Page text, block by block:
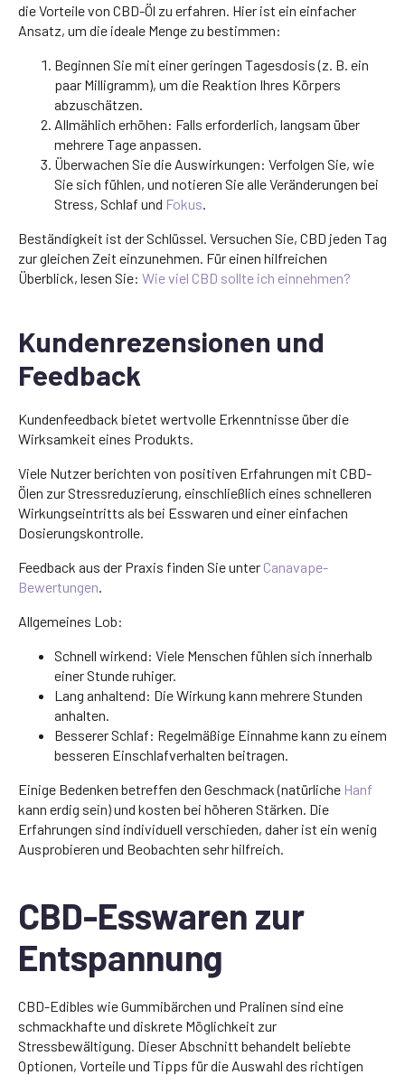
die Vorteile von CBD-Öl zu erfahren. Hier ist ein einfacher
Ansatz, um die ideale Menge zu bestimmen:
Beginnen Sie mit einer geringen Tagesdosis (z. B. ein
paar Milligramm), um die Reaktion Ihres Körpers
abzuschätzen.
Allmählich erhöhen: Falls erforderlich, langsam über
mehrere Tage anpassen.
Überwachen Sie die Auswirkungen: Verfolgen Sie, wie
Sie sich fühlen, und notieren Sie alle Veränderungen bei
Stress, Schlaf und Fokus.
Beständigkeit ist der Schlüssel. Versuchen Sie, CBD jeden Tag
zur gleichen Zeit einzunehmen. Für einen hilfreichen
Überblick, lesen Sie: Wie viel CBD sollte ich einnehmen?
Kundenrezensionen und
Feedback
Kundenfeedback bietet wertvolle Erkenntnisse über die
Wirksamkeit eines Produkts.
Viele Nutzer berichten von positiven Erfahrungen mit CBD-
Ölen zur Stressreduzierung, einschließlich eines schnelleren
Wirkungseintritts als bei Esswaren und einer einfachen
Dosierungskontrolle.
Feedback aus der Praxis finden Sie unter Canavape-
Bewertungen.
Allgemeines Lob:
Schnell wirkend: Viele Menschen fühlen sich innerhalb
einer Stunde ruhiger.
Lang anhaltend: Die Wirkung kann mehrere Stunden
anhalten.
Besserer Schlaf: Regelmäßige Einnahme kann zu einem
besseren Einschlafverhalten beitragen.
Einige Bedenken betreffen den Geschmack (natürliche Hanf
kann erdig sein) und kosten bei höheren Stärken. Die
Erfahrungen sind individuell verschieden, daher ist ein wenig
Ausprobieren und Beobachten sehr hilfreich.
CBD-Esswaren zur
Entspannung
CBD-Edibles wie Gummibärchen und Pralinen sind eine
schmackhafte und diskrete Möglichkeit zur
Stressbewältigung. Dieser Abschnitt behandelt beliebte
Optionen, Vorteile und Tipps für die Auswahl des richtigen